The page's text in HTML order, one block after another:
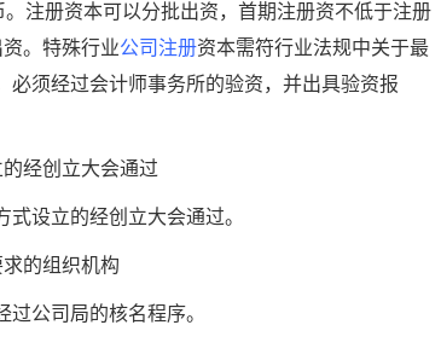
。注册资本可以分批出资，首期注册资不低于注册
。特殊行业公司注册资本需符行业法规中关于最
须经过会计师事务所的验资，并出具验资报
经创立大会通过
式设立的经创立大会通过。
的组织机构
过公司局的核名程序。